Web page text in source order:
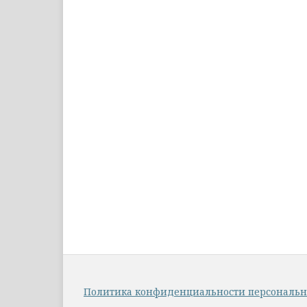
Политика конфиденциальности